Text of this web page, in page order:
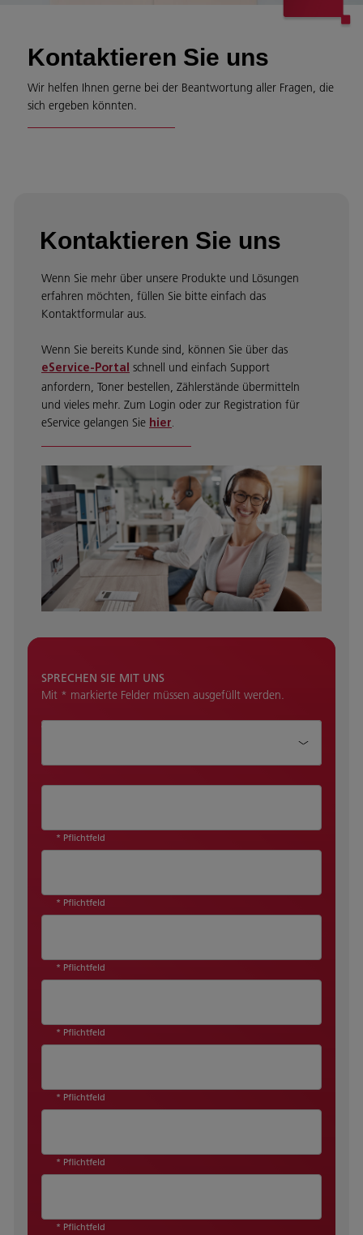
Kontaktieren Sie uns
Wir helfen Ihnen gerne bei der Beantwortung aller Fragen, die
sich ergeben könnten.
Kontaktieren Sie uns
Wenn Sie mehr über unsere Produkte und Lösungen
erfahren möchten, füllen Sie bitte einfach das
Kontaktformular aus.
Wenn Sie bereits Kunde sind, können Sie über das
eService-Portal schnell und einfach Support
anfordern, Toner bestellen, Zählerstände übermitteln
und vieles mehr. Zum Login oder zur Registration für
eService gelangen Sie hier.
SPRECHEN SIE MIT UNS
Mit * markierte Felder müssen ausgefüllt werden.
* Pflichtfeld
* Pflichtfeld
* Pflichtfeld
* Pflichtfeld
* Pflichtfeld
* Pflichtfeld
* Pflichtfeld